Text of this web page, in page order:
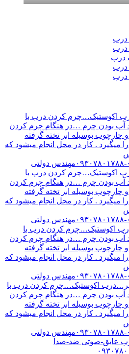
درب
درب
درب
درب
درب
اکوستیک…چرم کردن درب با
بودن چرم …در هنگام چرم کردن
بوسیله ابر تخته گرفته
میگیرد . کار در محل انجام میشود که
اکوستیک…چرم کردن درب با
بودن چرم …در هنگام چرم کردن
بوسیله ابر تخته گرفته
میگیرد . کار در محل انجام میشود که
اکوستیک…چرم کردن درب با
بودن چرم …در هنگام چرم کردن
بوسیله ابر تخته گرفته
میگیرد . کار در محل انجام میشود که
اکوستیک…چرم کردن درب با
بودن چرم …در هنگام چرم کردن
بوسیله ابر تخته گرفته
میگیرد . کار در محل انجام میشود که
عایق-صوتی ضد-صدا